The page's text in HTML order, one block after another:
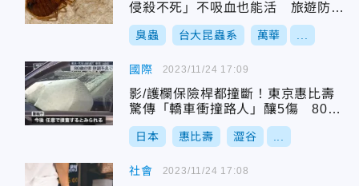
侵殺不死」不吸血也能活 旅遊防禦
法必知！
臭蟲 台大昆蟲系 萬華
國際
影/護欄保險桿都撞斷！東京惠比壽
驚傳「轎車衝撞路人」釀5傷 80歲
駕駛被捕
日本 惠比壽 澀谷
2023/11/24 17:09
社會 2023/11/24 17:08